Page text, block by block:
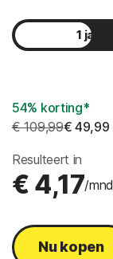
1 jaar
54% korting*
€ 109,99€ 49,99
Resulteert in
€ 4,17/mnd
Nu kopen